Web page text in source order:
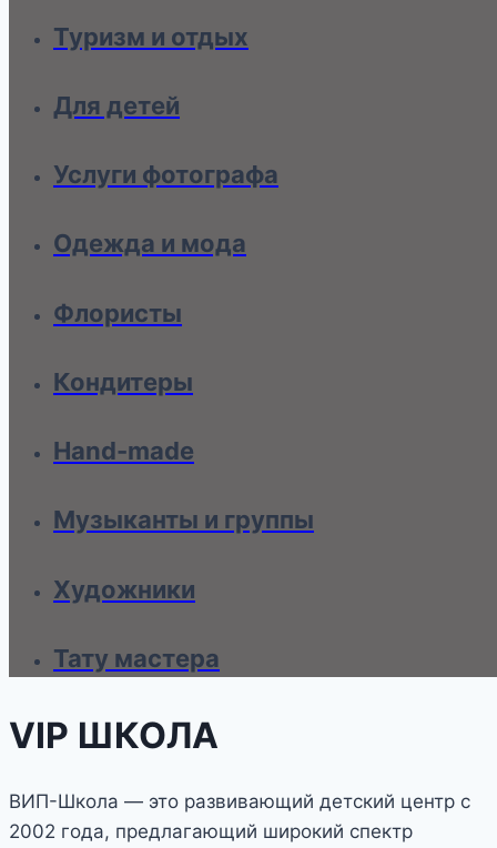
Туризм и отдых
Для детей
Услуги фотографа
Одежда и мода
Флористы
Кондитеры
Hand-made
Музыканты и группы
Художники
Тату мастера
VIP ШКОЛА
ВИП-Школа — это развивающий детский центр с
2002 года, предлагающий широкий спектр